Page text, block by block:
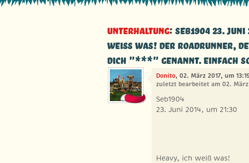
Unterhaltung: Seb1904 23.
weiß was! Der Roadrunner,
Dich "***" genannt. Einfach
Donito, 02. März 2017, um
zuletzt bearbeitet am 02. März
Seb1904
23. Juni 2014, um 21:30
Heavy, ich weiß was!